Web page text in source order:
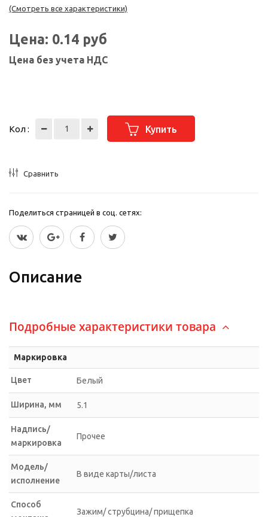
(Смотреть все характеристики)
Цена: 0.14 руб
Цена без учета НДС
Кол : Купить
Сравнить
Поделиться страницей в соц. сетях:
Описание
Подробные характеристики товара
Маркировка
Цвет Белый
Ширина, мм 5.1
Надпись/
маркировка
Прочее
Модель/
исполнение
В виде карты/листа
Способ
Зажим/ струбцина/ прищепка